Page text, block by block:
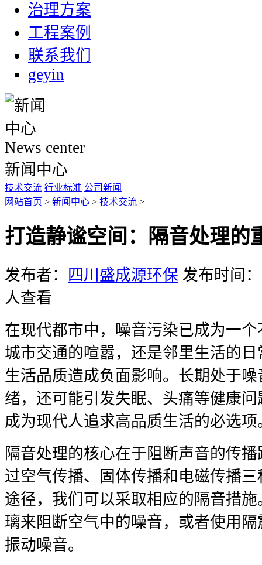
治理方案
工程案例
联系我们
geyin
News center
新闻中心
技术交流 行业标准 公司新闻
网站首页 > 新闻中心 > 技术交流 >
打造静谧空间：隔音处理的
发布者： 四川盛成源环保 发布时间
人查看
在现代都市中，噪音污染已成为一
城市交通的喧嚣，还是邻里生活的
生活品质造成负面影响。长期处于
绪，还可能引发失眠、头痛等健康
成为现代人追求高品质生活的必选项
隔音处理的核心在于阻断声音的传
过空气传播、固体传播和电磁传播
途径，我们可以采取相应的隔音措
璃来阻断空气中的噪音，或者使用
振动噪音。